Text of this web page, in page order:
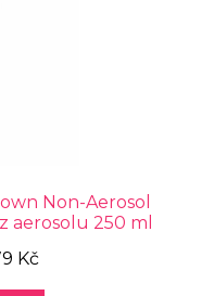
Non-Aerosol
aerosolu 250 ml
Kč